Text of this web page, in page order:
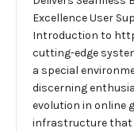
Excellence User
Introduction to
cutting-edge
a special
discerning
evolution in online
infrastructure that